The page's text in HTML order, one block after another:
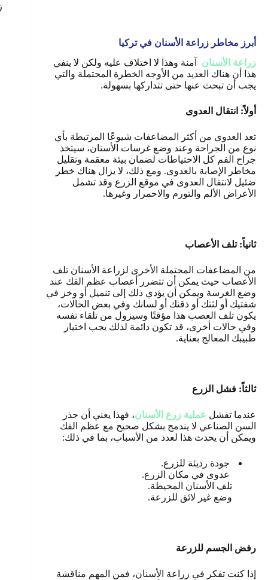
أبرز مخاطر زراعة الأسنان في تركيا
زراعة الأسنان
آمنة وهذا لا اختلاف عليه ولكن لا ينفي
هذا أن هناك العديد من الأوجه الخطرة المحتملة والتي
يجب أن تبحث عنها حتى تتداركها بسهولة.
أولاً: انتقال العدوى
تعد العدوى من أكثر المضاعفات شيوعًا المرتبطة بأي
نوع من الجراحة وعند وضع غرسات الأسنان، سيتخذ
جراح الفم كل الاحتياطات لضمان بيئة معقمة وتقليل
مخاطر الإصابة بالعدوى. ومع ذلك، لا يزال هناك خطر
ضئيل لانتقال العدوى في موقع الزرع وقد تشمل
الأعراض الألم والتورم والاحمرار وغيرها.
ثانياً: تلف الأعصاب
من المضاعفات المحتملة الأخرى لزراعة الأسنان تلف
الأعصاب حيث يمكن أن تتضرر أعصاب عظم الفك عند
وضع الغرسة ويمكن أن يؤدي ذلك إلى تنميل أو وخز في
شفتيك أو لثتك أو ذقنك أو لسانك وفي بعض الحالات،
يكون تلف العصب هذا مؤقتًا وسيزول من تلقاء نفسه
وفي حالات أخرى، قد تكون دائمة لذلك يجب اختيار
طبيبك المعالج بعناية.
ثالثاً: فشل الزرع
عندما تفشل عملية زرع الأسنان، فهذا يعني أن جذر
السن الصناعي لا يندمج بشكل صحيح مع عظم الفك
ويمكن أن يحدث هذا لعدد من الأسباب، بما في ذلك:
جودة رديئة للزرع.
عدوى في مكان الزرع.
تلف الأسنان المحيطة.
وضع غير لائق للزرعة.
رفض الجسم للزرعة
إذا كنت تفكر في زراعة الأسنان، فمن المهم مناقشة